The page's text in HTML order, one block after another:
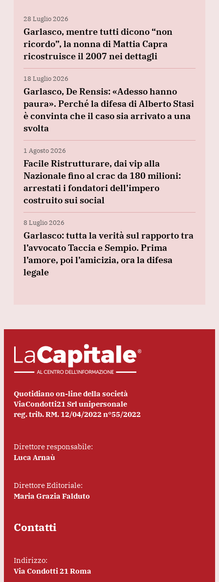
28 Luglio 2026
Garlasco, mentre tutti dicono “non
ricordo”, la nonna di Mattia Capra
ricostruisce il 2007 nei dettagli
18 Luglio 2026
Garlasco, De Rensis: «Adesso hanno
paura». Perché la difesa di Alberto Stasi
è convinta che il caso sia arrivato a una
svolta
1 Agosto 2026
Facile Ristrutturare, dai vip alla
Nazionale fino al crac da 180 milioni:
arrestati i fondatori dell’impero
costruito sui social
8 Luglio 2026
Garlasco: tutta la verità sul rapporto tra
l’avvocato Taccia e Sempio. Prima
l’amore, poi l’amicizia, ora la difesa
legale
Quotidiano on-line della società
ViaCondotti21 Srl unipersonale
reg. trib. RM. 12/04/2022 n°55/2022
Direttore responsabile:
Luca Arnaù
Direttore Editoriale:
Maria Grazia Falduto
Contatti
Indirizzo:
Via Condotti 21 Roma